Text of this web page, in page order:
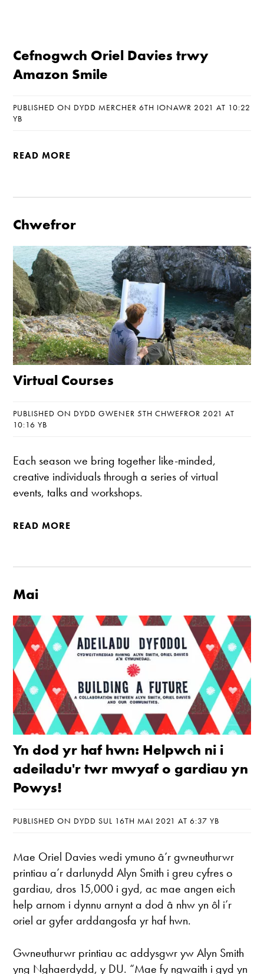
Cefnogwch Oriel Davies trwy
Amazon Smile
PUBLISHED ON DYDD MERCHER 6TH IONAWR 2021 AT 10:22
YB
READ MORE
Chwefror
Virtual Courses
PUBLISHED ON DYDD GWENER 5TH CHWEFROR 2021 AT
10:16 YB
Each season we bring together like-minded,
creative individuals through a series of virtual
events, talks and workshops.
READ MORE
Mai
Yn dod yr haf hwn: Helpwch ni i
adeiladu'r twr mwyaf o gardiau yn
Powys!
PUBLISHED ON DYDD SUL 16TH MAI 2021 AT 6:37 YB
Mae Oriel Davies wedi ymuno â’r gwneuthurwr
printiau a’r darlunydd Alyn Smith i greu cyfres o
gardiau, dros 15,000 i gyd, ac mae angen eich
help arnom i dynnu arnynt a dod â nhw yn ôl i’r
oriel ar gyfer arddangosfa yr haf hwn.
Gwneuthurwr printiau ac addysgwr yw Alyn Smith
yng Nghaerdydd, y DU. “Mae fy ngwaith i gyd yn